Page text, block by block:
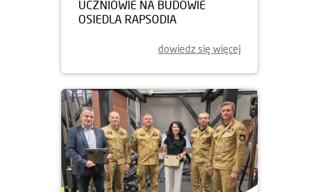
UCZNIOWIE NA BUDOWIE
OSIEDLA RAPSODIA
dowiedz się więcej